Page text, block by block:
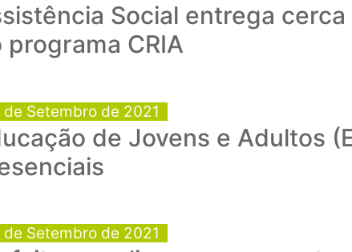
Social entrega
programa CRIA
de Setembro de 2021
de Jovens e Adultos
de Setembro de 2021